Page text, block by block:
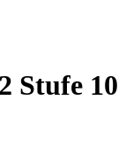
Stufe 10